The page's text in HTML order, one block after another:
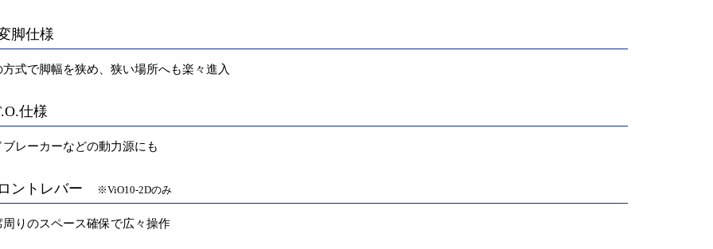
脚仕様
方式で脚幅を狭め、狭い場所へも楽々進入
仕様
ブレーカーなどの動力源にも
ントレバー ※ViO10-2Dのみ
周りのスペース確保で広々操作